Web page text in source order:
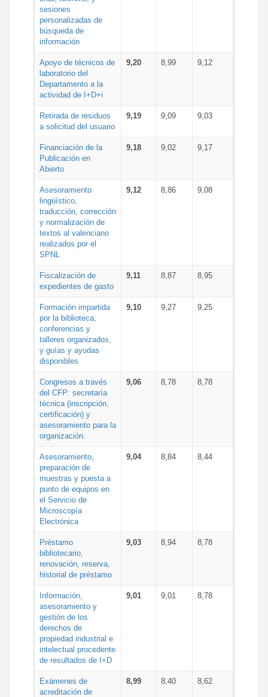
sesiones
personalizadas de
búsqueda de
información
Apoyo de técnicos de
laboratorio del
Departamento a la
actividad de I+D+i
9,20 8,99 9,12
Retirada de residuos
a solicitud del usuario
9,19 9,09 9,03
Financiación de la
Publicación en
Abierto
9,18 9,02 9,17
Asesoramiento
lingüístico,
traducción, corrección
y normalización de
textos al valenciano
realizados por el
SPNL
9,12 8,86 9,08
Fiscalización de
expedientes de gasto
9,11 8,87 8,95
Formación impartida
por la biblioteca,
conferencias y
talleres organizados,
y guías y ayudas
disponibles
9,10 9,27 9,25
Congresos a través
del CFP: secretaría
técnica (inscripción,
certificación) y
asesoramiento para la
organización.
9,06 8,78 8,78
Asesoramiento,
preparación de
muestras y puesta a
punto de equipos en
el Servicio de
Microscopía
Electrónica
9,04 8,84 8,44
Préstamo
bibliotecario,
renovación, reserva,
historial de préstamo
9,03 8,94 8,78
Información,
asesoramiento y
gestión de los
derechos de
propiedad industrial e
intelectual procedente
de resultados de I+D
9,01 9,01 8,78
Exámenes de
acreditación de
8,99 8,40 8,62